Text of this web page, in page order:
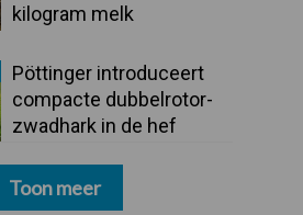
kilogram melk
Pöttinger introduceert
compacte dubbelrotor-
zwadhark in de hef
Toon meer